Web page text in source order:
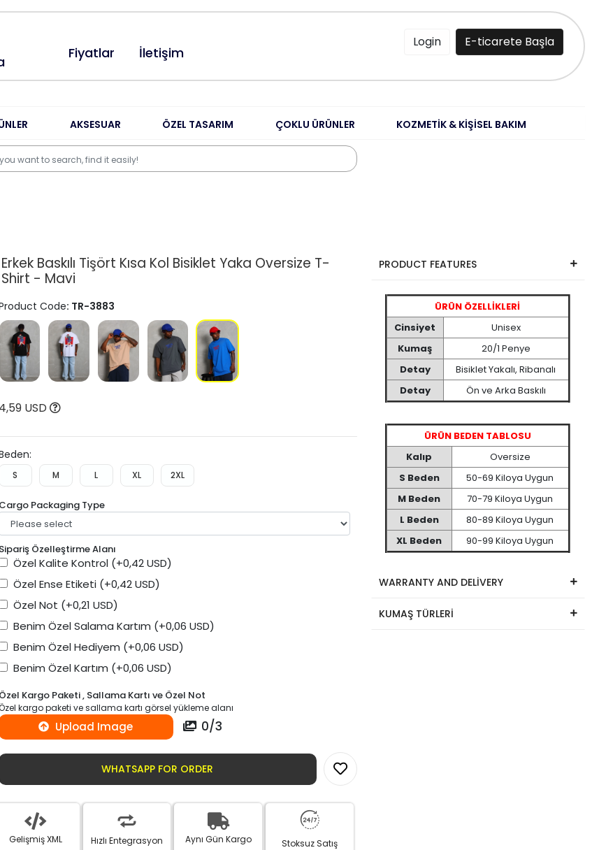
Fiyatlar İletişim
Login E-ticarete Başla
AKSESUAR ÖZEL TASARIM ÇOKLU ÜRÜNLER KOZMETİK & KİŞİSEL BAKIM
Erkek Baskılı Tişört Kısa Kol Bisiklet Yaka Oversize T-
Shirt - Mavi
Code: TR-3883
4,59 USD
S M L XL 2XL
Cargo Packaging Type
Sipariş Özelleştirme Alanı
Özel Kalite Kontrol (+0,42 USD)
Özel Ense Etiketi (+0,42 USD)
Özel Not (+0,21 USD)
Benim Özel Salama Kartım (+0,06 USD)
Benim Özel Hediyem (+0,06 USD)
Benim Özel Kartım (+0,06 USD)
Özel Kargo Paketi , Sallama Kartı ve Özel Not
kargo paketi ve sallama kartı görsel yükleme alanı
Upload Image 0/3
WHATSAPP FOR ORDER
Gelişmiş XML Hızlı Entegrasyon Aynı Gün Kargo Stoksuz Satış
PRODUCT FEATURES
ÜRÜN ÖZELLİKLERİ
Cinsiyet
Unisex
Kumaş
20/1 Penye
Detay
Bisiklet Yakalı, Ribanalı
Detay
Ön ve Arka Baskılı
ÜRÜN BEDEN TABLOSU
Kalıp
Oversize
S Beden
50-69 Kiloya Uygun
M Beden
70-79 Kiloya Uygun
L Beden
80-89 Kiloya Uygun
XL Beden
90-99 Kiloya Uygun
WARRANTY AND DELİVERY
KUMAŞ TÜRLERİ